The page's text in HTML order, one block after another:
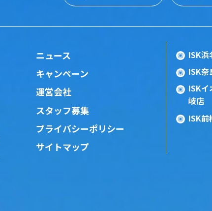
ニュース
キャンペーン
運営会社
スタッフ募集
プライバシーポリシー
サイトマップ
ISK浜
ISK奈
ISKイ
岐店
ISK前